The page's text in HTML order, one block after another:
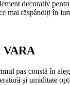
decorativ
răspândiți în
pas constă în
și umiditate